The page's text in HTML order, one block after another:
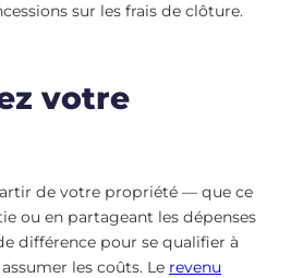
sur les frais de clôture.
votre
de votre propriété — que ce
ou en partageant les dépenses
différence pour se qualifier à
les coûts. Le revenu